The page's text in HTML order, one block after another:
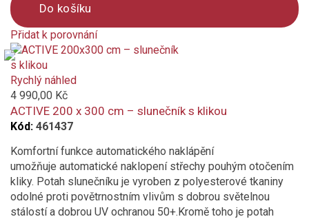
Do košíku
Přidat k porovnání
Product
is
added
to
compare
Rychlý náhled
4 990,00 Kč
ACTIVE 200 x 300 cm – slunečník s klikou
Kód: 461437
Komfortní funkce automatického naklápění
umožňuje automatické naklopení střechy pouhým otočením
kliky. Potah slunečníku je vyroben z polyesterové tkaniny
odolné proti povětrnostním vlivům s dobrou světelnou
stálostí a dobrou UV ochranou 50+.Kromě toho je potah